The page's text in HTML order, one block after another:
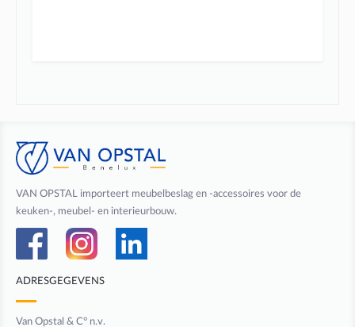
VAN OPSTAL importeert meubelbeslag en -accessoires voor de
keuken-, meubel- en interieurbouw.
ADRESGEGEVENS
Van Opstal & C° n.v.